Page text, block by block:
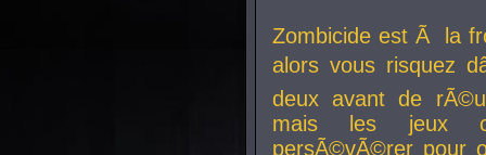
Zombicide est Ã la
alors vous risquez
deux avant de
mais les jeux
persÃ©vÃ©rer pour